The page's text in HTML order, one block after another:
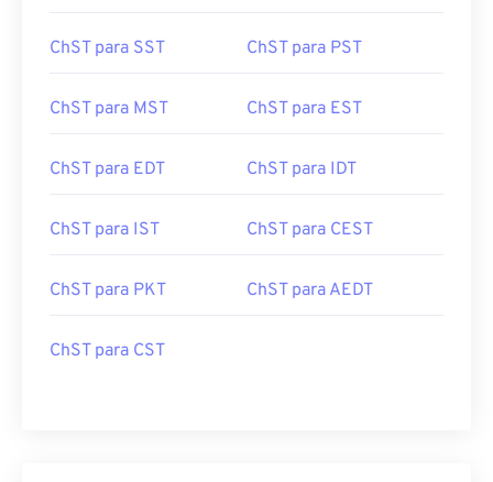
ChST para SST ChST para PST
ChST para MST ChST para EST
ChST para EDT ChST para IDT
ChST para IST ChST para CEST
ChST para PKT ChST para AEDT
ChST para CST